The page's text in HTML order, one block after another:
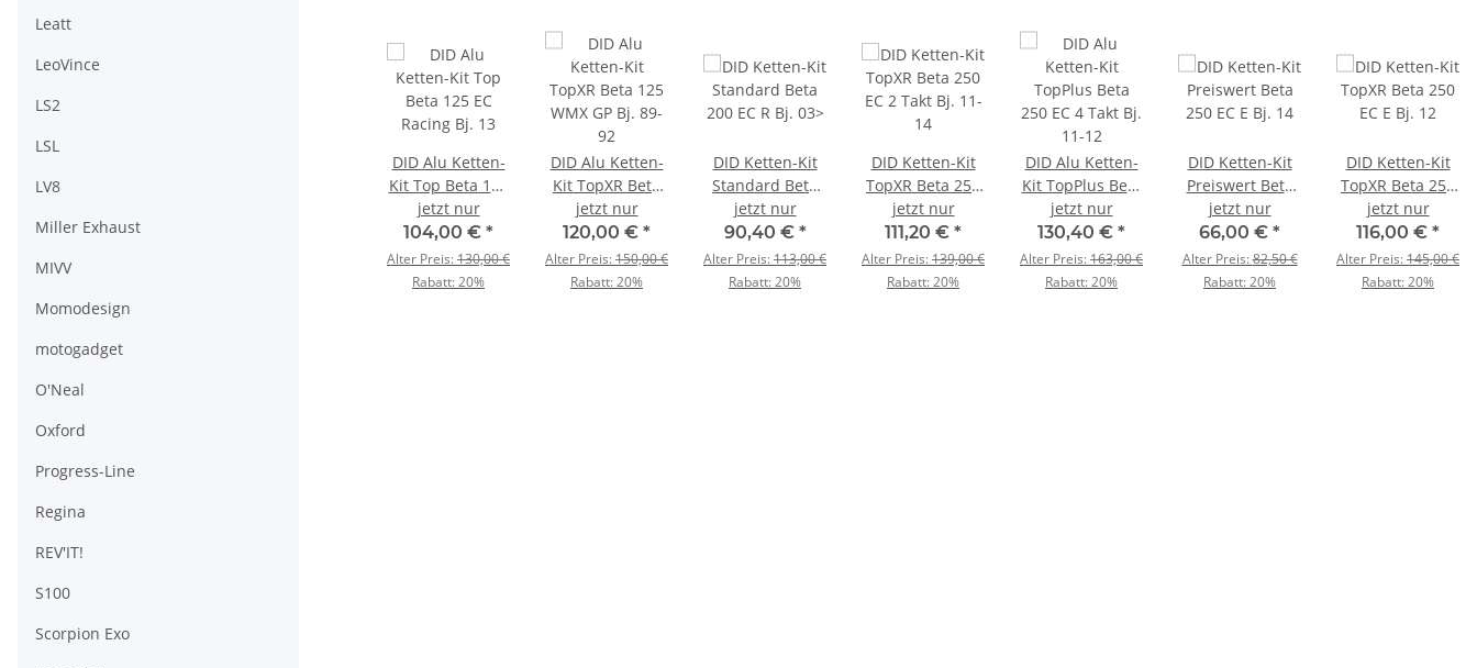
112,80 €
Alter Preis:
DID Alu Ketten-
Kit Top Beta 125
EC Racing Bj. 13
jetzt nur
104,00 € *
Alter Preis:130,00 €
Rabatt:20%
DID Alu Ketten-
Kit TopXR Beta
125 WMX GP Bj.
89-92
jetzt nur
120,00 € *
Alter Preis:150,00 €
Rabatt:20%
DID Ketten-Kit
Standard Beta
200 EC R Bj. 03>
jetzt nur
90,40 € *
Alter Preis:113,00 €
Rabatt:20%
DID Ketten-Kit
TopXR Beta 250
EC 2 Takt Bj. 11-
14
jetzt nur
111,20 € *
Alter Preis:139,00 €
Rabatt:20%
DID Alu Ketten-
Kit TopPlus Beta
250 EC 4 Takt Bj.
11-12
jetzt nur
130,40 € *
Alter Preis:163,00 €
Rabatt:20%
DID Ketten-Kit
Preiswert Beta
250 EC E Bj. 14
jetzt nur
66,00 € *
Alter Preis:82,50 €
Rabatt:20%
DID Ketten-Kit
TopXR Beta 250
EC E Bj. 12
jetzt nur
116,00 € *
Alter Preis:145,00 €
Rabatt:20%
Leatt
LeoVince
LS2
LSL
LV8
Miller Exhaust
MIVV
Momodesign
motogadget
O'Neal
Oxford
Progress-Line
Regina
REV'IT!
S100
Scorpion Exo